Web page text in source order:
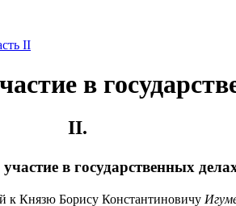
II
в
II.
в государственных
к Князю Борису Константиновичу